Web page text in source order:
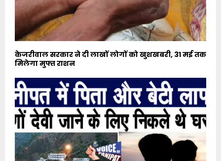
केजरीवाल सरकार ने दी लाखों लोगों को खुशखबरी, 31 मई तक
मिलेगा मुफ्त राशन